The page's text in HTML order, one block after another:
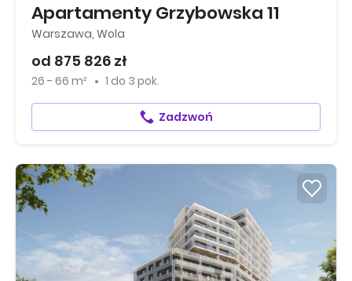
Apartamenty Grzybowska 11
Warszawa, Wola
od 875 826 zł
26 - 66 m² 1 do 3 pok.
Zadzwoń